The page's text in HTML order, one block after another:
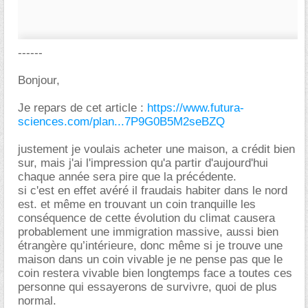
------
Bonjour,
Je repars de cet article : https://www.futura-
sciences.com/plan...7P9G0B5M2seBZQ
justement je voulais acheter une maison, a crédit bien
sur, mais j'ai l'impression qu'a partir d'aujourd'hui
chaque année sera pire que la précédente.
si c'est en effet avéré il fraudais habiter dans le nord
est. et même en trouvant un coin tranquille les
conséquence de cette évolution du climat causera
probablement une immigration massive, aussi bien
étrangère qu’intérieure, donc même si je trouve une
maison dans un coin vivable je ne pense pas que le
coin restera vivable bien longtemps face a toutes ces
personne qui essayerons de survivre, quoi de plus
normal.